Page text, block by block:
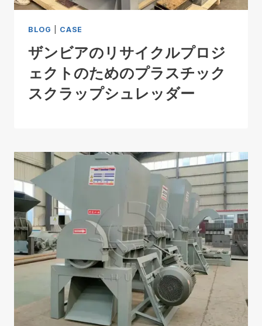
BLOG CASE
ザンビアのリサイクルプロジ
ェクトのためのプラスチック
スクラップシュレッダー